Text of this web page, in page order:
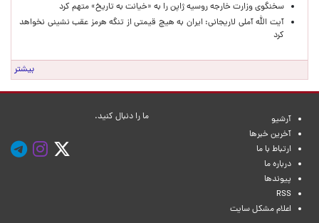
سخنگوی وزارت خارجه روسیه ژاپن را به «خیانت به تاریخ» متهم کرد
آیت الله آملی لاریجانی: ایران به هیچ قیمتی از تنگه هرمز عقب نشینی نخواهد
کرد
بیشتر
آرشیو
آخرین خبرها
ارتباط با ما
درباره ما
پیوندها
RSS
اعلام مشکل سایت
ما را دنبال کنید.